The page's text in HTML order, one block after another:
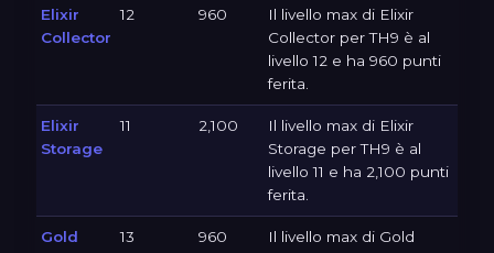
Elixir
Collector
12 960
Il livello max di Elixir
Collector per TH9 è al
livello 12 e ha 960 punti
ferita.
Elixir
Storage
11 2,100
Il livello max di Elixir
Storage per TH9 è al
livello 11 e ha 2,100 punti
ferita.
Gold
13 960
Il livello max di Gold